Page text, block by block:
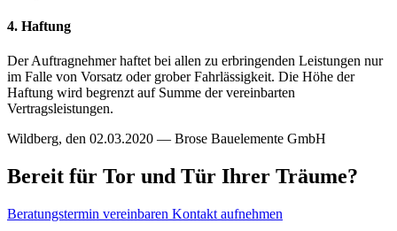
4. Haftung
Der Auftragnehmer haftet bei allen zu erbringenden Leistungen nur
im Falle von Vorsatz oder grober Fahrlässigkeit. Die Höhe der
Haftung wird begrenzt auf Summe der vereinbarten
Vertragsleistungen.
Wildberg, den 02.03.2020 — Brose Bauelemente GmbH
Bereit für Tor und Tür Ihrer Träume?
Beratungstermin vereinbaren Kontakt aufnehmen